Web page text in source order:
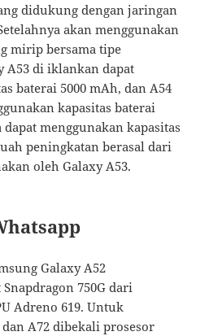
didukung dengan jaringan
akan menggunakan
mirip bersama tipe
A53 di iklankan dapat
baterai 5000 mAh, dan A54
kapasitas baterai
dapat menggunakan kapasitas
peningkatan berasal dari
oleh Galaxy A53.
Galaxy A52
750G dari
Adreno 619. Untuk
A72 dibekali prosesor